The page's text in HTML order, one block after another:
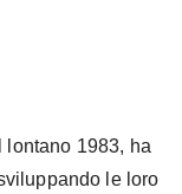
lontano 1983, ha
le loro